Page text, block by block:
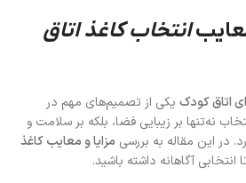
انتخاب کاغذ اتاق
اتاق کودک یکی از تصمیم‌های مهم در
نه‌تنها بر زیبایی فضا، بلکه بر سلامت و
در این مقاله به بررسی مزایا و معایب کاغذ
انتخابی آگاهانه داشته باشید.